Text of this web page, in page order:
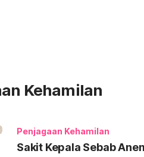
Kehamilan
Penjagaan Kehamilan
Sakit Kepala Sebab